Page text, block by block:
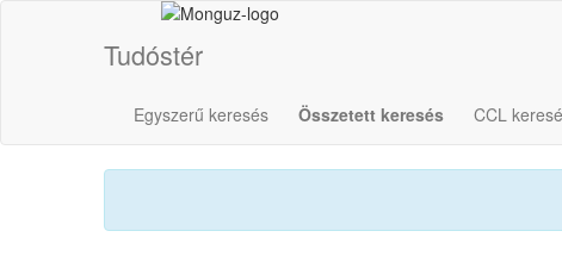
Tudóstér
Egyszerű keresés Összetett keresés CCL